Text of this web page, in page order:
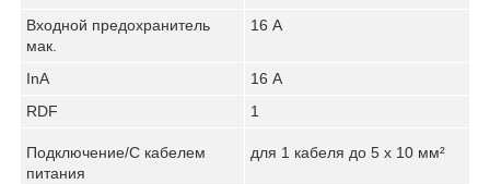
Входной предохранитель
мак.
16 A
InA
16 A
RDF
1
Подключение/С кабелем
питания
для 1 кабеля до 5 x 10 мм²